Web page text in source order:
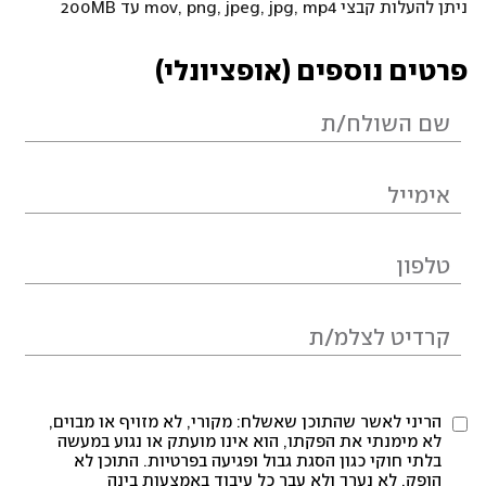
ניתן להעלות קבצי mov, png, jpeg, jpg, mp4 עד 200MB
פרטים נוספים (אופציונלי)
הריני לאשר שהתוכן שאשלח: מקורי, לא מזויף או מבוים,
לא מימנתי את הפקתו, הוא אינו מועתק או נגוע במעשה
בלתי חוקי כגון הסגת גבול ופגיעה בפרטיות. התוכן לא
הופק, לא נערך ולא עבר כל עיבוד באמצעות בינה